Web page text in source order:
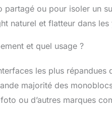
partagé ou pour isoler un
naturel et flatteur dans
et quel usage ?
les plus
majorité des
ou d’autres marques